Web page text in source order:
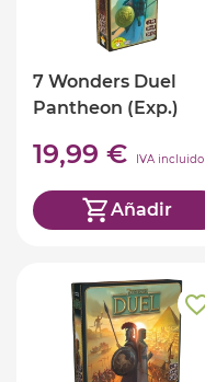
7 Wonders Duel
Pantheon (Exp.)
19,99 € IVA incluido
Añadir